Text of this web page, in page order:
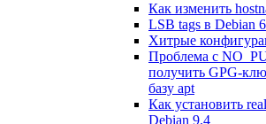
Как изменить
LSB tags в Debian
Хитрые
Проблема с
получить GPG-
базу apt
Как установить
Debian 9.4